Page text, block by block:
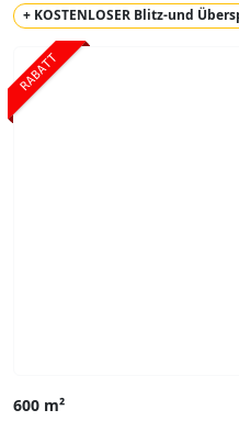
RABATT
+ KOSTENLOSER Blitz-und
600 m²